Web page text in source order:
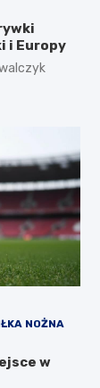
i Europy
NOŻNA
w